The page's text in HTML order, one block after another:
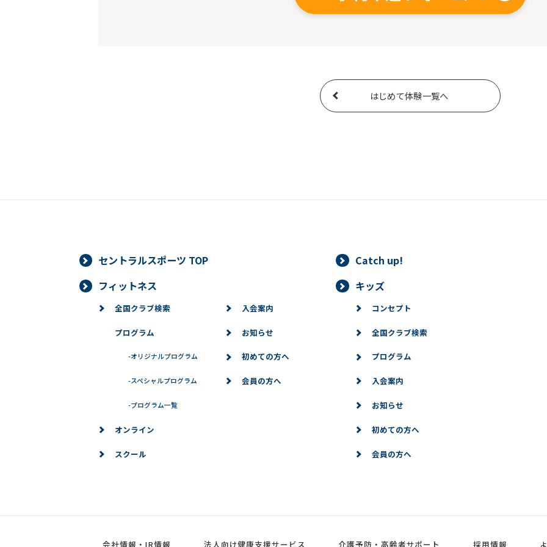
はじめて体験一覧へ
セントラルスポーツ TOP
Catch up!
フィットネス
全国クラブ検索
プログラム
-オリジナルプログラム
-スペシャルプログラム
-プログラム一覧
オンライン
スクール
入会案内
お知らせ
初めての方へ
会員の方へ
キッズ
コンセプト
全国クラブ検索
プログラム
入会案内
お知らせ
初めての方へ
会員の方へ
会社情報・IR情報 法人向け健康支援サービス 介護予防・高齢者サポート 採用情報